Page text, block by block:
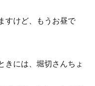
すけど、もうお昼で
きには、堀切さんちょ